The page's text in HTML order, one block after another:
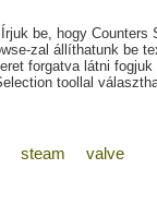
be, hogy
zal állíthatunk be
forgatva látni
toollal
steam valve